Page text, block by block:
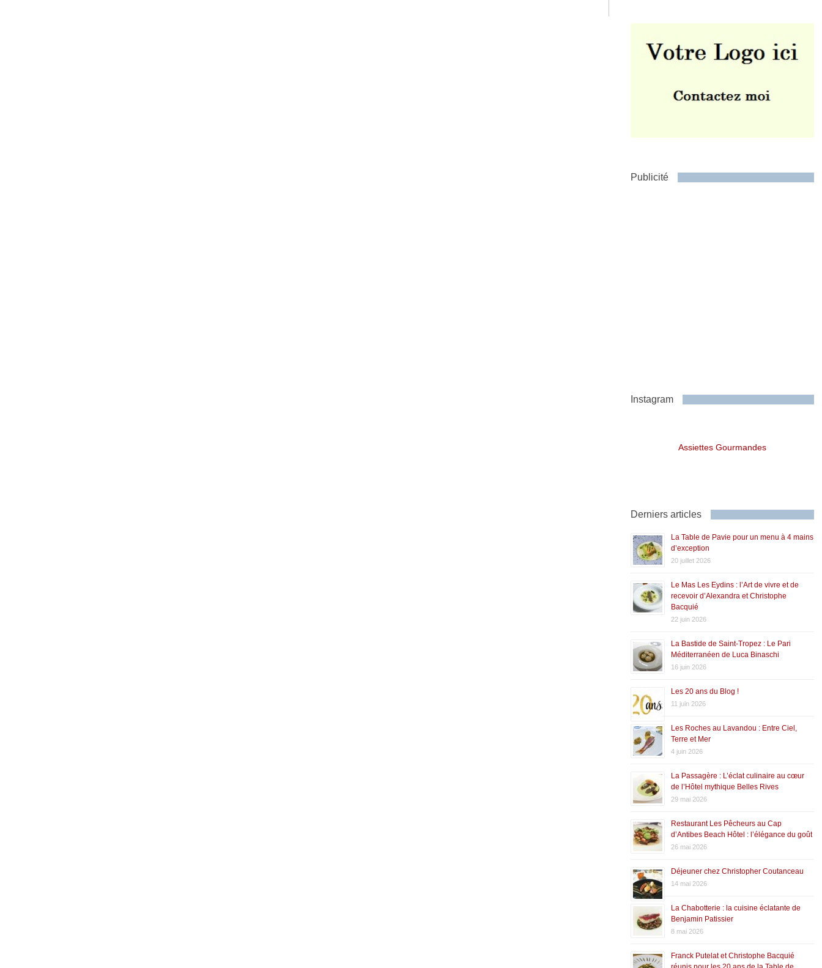
Publicité
Instagram
Assiettes Gourmandes
Derniers articles
La Table de Pavie pour un menu à 4 mains
d’exception
20 juillet 2026
Le Mas Les Eydins : l’Art de vivre et de
recevoir d’Alexandra et Christophe
Bacquié
22 juin 2026
La Bastide de Saint-Tropez : Le Pari
Méditerranéen de Luca Binaschi
16 juin 2026
Les 20 ans du Blog !
11 juin 2026
Les Roches au Lavandou : Entre Ciel,
Terre et Mer
4 juin 2026
La Passagère : L’éclat culinaire au cœur
de l’Hôtel mythique Belles Rives
29 mai 2026
Restaurant Les Pêcheurs au Cap
d’Antibes Beach Hôtel : l’élégance du goût
26 mai 2026
Déjeuner chez Christopher Coutanceau
14 mai 2026
La Chabotterie : la cuisine éclatante de
Benjamin Patissier
8 mai 2026
Franck Putelat et Christophe Bacquié